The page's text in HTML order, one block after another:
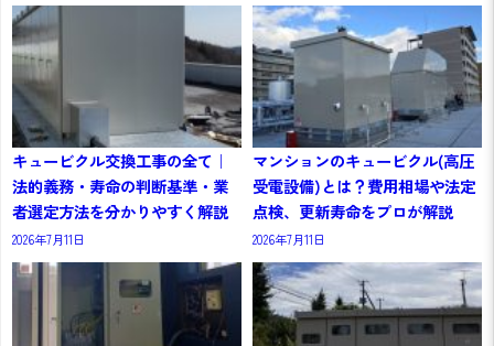
キュービクル交換工事の全て｜
法的義務・寿命の判断基準・業
者選定方法を分かりやすく解説
2026年7月11日
マンションのキュービクル(高圧
受電設備)とは？費用相場や法定
点検、更新寿命をプロが解説
2026年7月11日